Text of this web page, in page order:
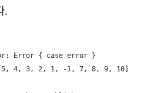
.
Error { case error }
[5, 4, 3, 2, 1, -1, 7, 8, 9, 10]